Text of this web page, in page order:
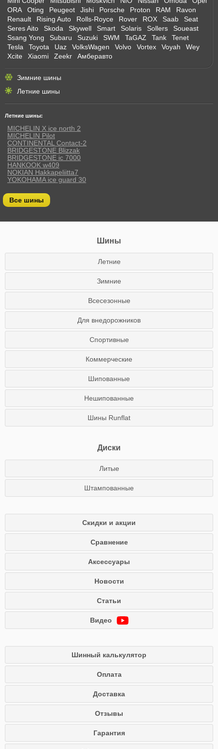
ORA
Oting Peugeot Jishi Porsche Proton RAM
Ravon
Renault
Rising Auto Rolls-Royce Rover ROX Saab
Seat
Seres Aito
Skoda Skywell Smart Solaris Sollers
Soueast
Ssang Yong
Subaru Suzuki SWM TaGAZ Tank
Tenet
Tesla
Toyota Uaz VolksWagen Volvo Vortex Voyah
Wey
Xcite
Xiaomi Zeekr Амберавто
Зимние шины
Летние шины
Летние шины:
MICHELIN X ice north 2
MICHELIN Pilot
CONTINENTAL Contact-2
BRIDGESTONE Blizzak
BRIDGESTONE ic 7000
HANKOOK w409
NOKIAN Hakkapeliitta7
YOKOHAMA ice guard 30
Все шины
Шины
Летние
Зимние
Всесезонные
Для внедорожников
Спортивные
Коммерческие
Шипованные
Нешипованные
Шины Runflat
Диски
Литые
Штампованные
Скидки и акции
Сравнение
Аксессуары
Новости
Статьи
Видео
Шинный калькулятор
Оплата
Доставка
Отзывы
Гарантия